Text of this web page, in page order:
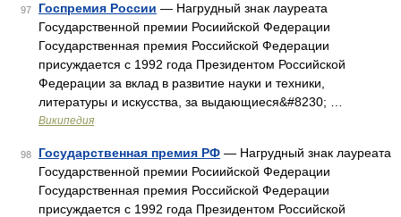
97 Госпремия России — Нагрудный знак лауреата
Государственной премии Росиийской Федерации
Государственная премия Российской Федерации
присуждается с 1992 года Президентом Российской
Федерации за вклад в развитие науки и техники,
литературы и искусства, за выдающиеся&#8230; …
Википедия
98 Государственная премия РФ — Нагрудный знак лауреата
Государственной премии Росиийской Федерации
Государственная премия Российской Федерации
присуждается с 1992 года Президентом Российской